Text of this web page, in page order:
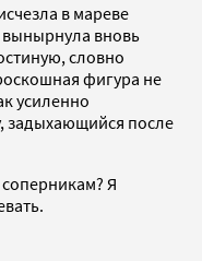
в мареве
вновь
словно
фигура не
усиленно
задыхающийся после
Я